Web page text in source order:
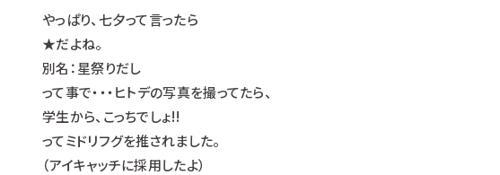
やっぱり、七夕って言ったら
★だよね。
別名：星祭りだし
って事で・・・ヒトデの写真を撮ってたら、
学生から、こっちでしょ!!
ってミドリフグを推されました。
（アイキャッチに採用したよ）